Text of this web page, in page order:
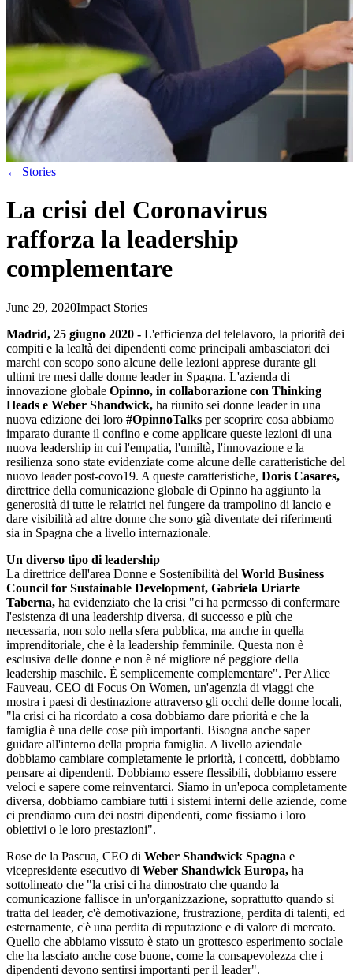
← Stories
La crisi del Coronavirus
rafforza la leadership
complementare
June 29, 2020Impact Stories
Madrid, 25 giugno 2020 - L'efficienza del telelavoro, la priorità dei
compiti e la lealtà dei dipendenti come principali ambasciatori dei
marchi con scopo sono alcune delle lezioni apprese durante gli
ultimi tre mesi dalle donne leader in Spagna. L'azienda di
innovazione globale Opinno, in collaborazione con Thinking
Heads e Weber Shandwick, ha riunito sei donne leader in una
nuova edizione dei loro #OpinnoTalks per scoprire cosa abbiamo
imparato durante il confino e come applicare queste lezioni di una
nuova leadership in cui l'empatia, l'umiltà, l'innovazione e la
resilienza sono state evidenziate come alcune delle caratteristiche del
nuovo leader post-covo19. A queste caratteristiche, Doris Casares,
direttrice della comunicazione globale di Opinno ha aggiunto la
generosità di tutte le relatrici nel fungere da trampolino di lancio e
dare visibilità ad altre donne che sono già diventate dei riferimenti
sia in Spagna che a livello internazionale.
Un diverso tipo di leadership
La direttrice dell'area Donne e Sostenibilità del World Business
Council for Sustainable Development, Gabriela Uriarte
Taberna, ha evidenziato che la crisi "ci ha permesso di confermare
l'esistenza di una leadership diversa, di successo e più che
necessaria, non solo nella sfera pubblica, ma anche in quella
imprenditoriale, che è la leadership femminile. Questa non è
esclusiva delle donne e non è né migliore né peggiore della
leadership maschile. È semplicemente complementare". Per Alice
Fauveau, CEO di Focus On Women, un'agenzia di viaggi che
mostra i paesi di destinazione attraverso gli occhi delle donne locali,
"la crisi ci ha ricordato a cosa dobbiamo dare priorità e che la
famiglia è una delle cose più importanti. Bisogna anche saper
guidare all'interno della propria famiglia. A livello aziendale
dobbiamo cambiare completamente le priorità, i concetti, dobbiamo
pensare ai dipendenti. Dobbiamo essere flessibili, dobbiamo essere
veloci e sapere come reinventarci. Siamo in un'epoca completamente
diversa, dobbiamo cambiare tutti i sistemi interni delle aziende, come
ci prendiamo cura dei nostri dipendenti, come fissiamo i loro
obiettivi o le loro prestazioni".
Rose de la Pascua, CEO di Weber Shandwick Spagna e
vicepresidente esecutivo di Weber Shandwick Europa, ha
sottolineato che "la crisi ci ha dimostrato che quando la
comunicazione fallisce in un'organizzazione, soprattutto quando si
tratta del leader, c'è demotivazione, frustrazione, perdita di talenti, ed
esternamente, c'è una perdita di reputazione e di valore di mercato.
Quello che abbiamo vissuto è stato un grottesco esperimento sociale
che ha lasciato anche cose buone, come la consapevolezza che i
dipendenti devono sentirsi importanti per il leader".